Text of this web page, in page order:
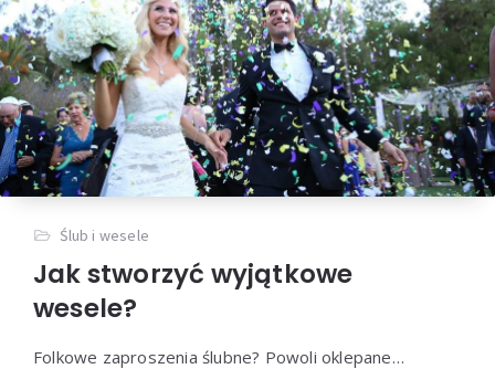
Ślub i wesele
Jak stworzyć wyjątkowe
wesele?
Folkowe zaproszenia ślubne? Powoli oklepane…